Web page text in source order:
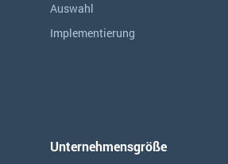
Auswahl
Implementierung
Unternehmensgröße